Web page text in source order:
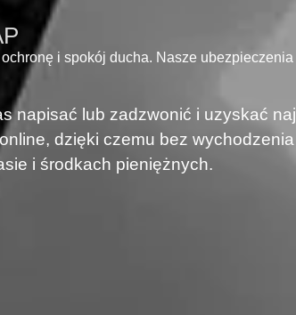
i spokój ducha. Nasze
napisać lub zadzwonić i uzyskać
dzięki czemu bez
i środkach pieniężnych.